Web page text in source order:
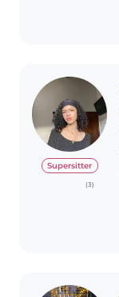
Supersitter
(3)